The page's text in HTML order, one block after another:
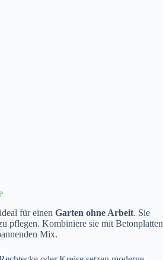
für einen Garten ohne Arbeit. Sie
pflegen. Kombiniere sie mit Betonplatten
Mix.